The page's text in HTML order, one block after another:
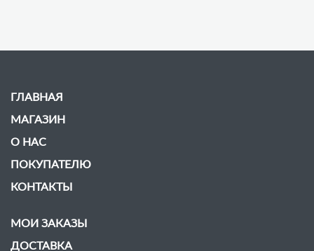
ГЛАВНАЯ
МАГАЗИН
О НАС
ПОКУПАТЕЛЮ
КОНТАКТЫ
МОИ ЗАКАЗЫ
ДОСТАВКА